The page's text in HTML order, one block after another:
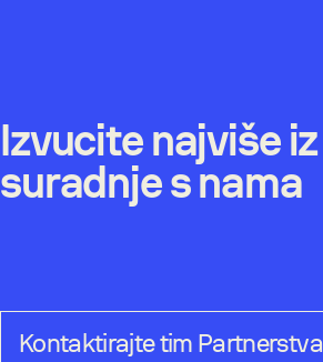
Izvucite najviše iz
suradnje s nama
Kontaktirajte tim Partnerstva